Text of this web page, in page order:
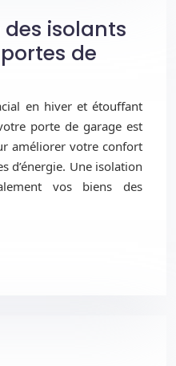
isolants
de
en hiver et étouffant
porte de garage est
améliorer votre confort
d’énergie. Une isolation
vos biens des